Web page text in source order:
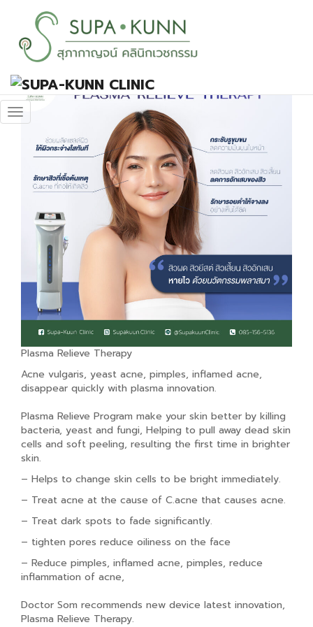
Plasma Relieve
Program
Plasma Relieve Therapy
Acne vulgaris, yeast acne, pimples, inflamed acne,
disappear quickly with plasma innovation.
Plasma Relieve Program make your skin better by killing
bacteria, yeast and fungi, Helping to pull away dead skin
cells and soft peeling, resulting the first time in brighter
skin.
– Helps to change skin cells to be bright immediately.
– Treat acne at the cause of C.acne that causes acne.
– Treat dark spots to fade significantly.
– tighten pores reduce oiliness on the face
– Reduce pimples, inflamed acne, pimples, reduce
inflammation of acne,
Doctor Som recommends new device latest innovation,
Plasma Relieve Therapy.